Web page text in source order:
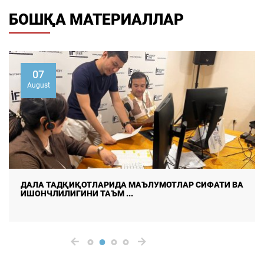
БОШҚА МАТЕРИАЛЛАР
07
August
ДАЛА ТАДҚИҚОТЛАРИДА МАЪЛУМОТЛАР СИФАТИ ВА
ИШОНЧЛИЛИГИНИ ТАЪМ ...